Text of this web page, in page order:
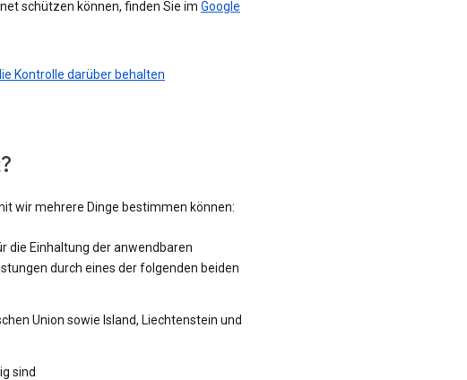
schützen können, finden Sie im Google
Kontrolle darüber behalten
wir mehrere Dinge bestimmen können:
die Einhaltung der anwendbaren
durch eines der folgenden beiden
Union sowie Island, Liechtenstein und
sind